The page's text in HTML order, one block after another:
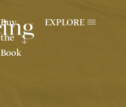
Buy
the
Book
EXPLORE